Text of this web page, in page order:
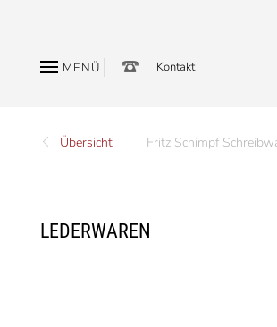
MENÜ Kontakt
Übersicht Fritz Schimpf
LEDERWAREN